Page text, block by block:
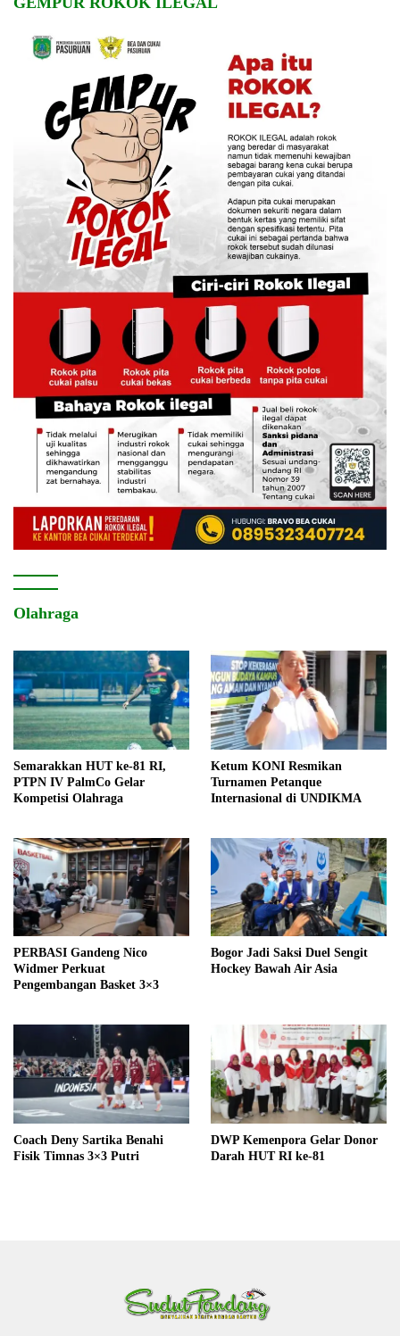
Olahraga
Semarakkan HUT ke-81 RI,
PTPN IV PalmCo Gelar
Kompetisi Olahraga
Ketum KONI Resmikan
Turnamen Petanque
Internasional di UNDIKMA
PERBASI Gandeng Nico
Widmer Perkuat
Pengembangan Basket 3×3
Bogor Jadi Saksi Duel Sengit
Hockey Bawah Air Asia
Coach Deny Sartika Benahi
Fisik Timnas 3×3 Putri
DWP Kemenpora Gelar Donor
Darah HUT RI ke-81